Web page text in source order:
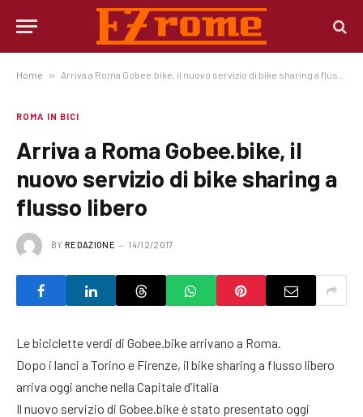
Home » Arriva a Roma Gobee.bike, il nuovo servizio di bike sharing a flusso libero
ROMA IN BICI
Arriva a Roma Gobee.bike, il
nuovo servizio di bike sharing a
flusso libero
BY REDAZIONE 14/12/2017
Le biciclette verdi di Gobee.bike arrivano a Roma.
Dopo i lanci a Torino e Firenze, il bike sharing a flusso libero
arriva oggi anche nella Capitale d’Italia
Il nuovo servizio di Gobee.bike è stato presentato oggi